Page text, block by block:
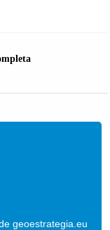
geoestrategia.eu